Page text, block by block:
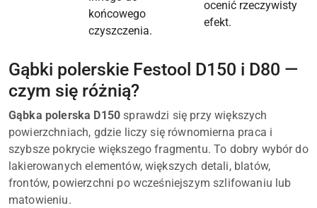
końcowego
czyszczenia.
ocenić rzeczywisty
efekt.
Gąbki polerskie Festool D150 i D80 —
czym się różnią?
Gąbka polerska D150 sprawdzi się przy większych
powierzchniach, gdzie liczy się równomierna praca i
szybsze pokrycie większego fragmentu. To dobry wybór do
lakierowanych elementów, większych detali, blatów,
frontów, powierzchni po wcześniejszym szlifowaniu lub
matowieniu.